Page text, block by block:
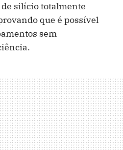
silício totalmente
que é possível
sem